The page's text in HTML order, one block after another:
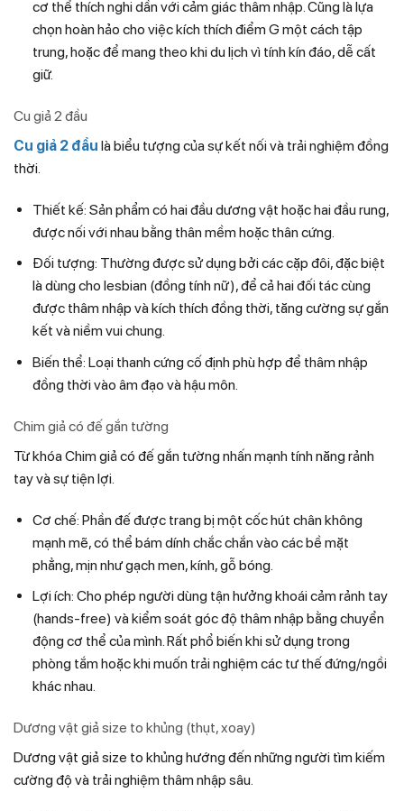
cơ thể thích nghi dần với cảm giác thâm nhập. Cũng là lựa
chọn hoàn hảo cho việc kích thích điểm G một cách tập
trung, hoặc để mang theo khi du lịch vì tính kín đáo, dễ cất
giữ.
Cu giả 2 đầu
Cu giả 2 đầu là biểu tượng của sự kết nối và trải nghiệm đồng
thời.
Thiết kế: Sản phẩm có hai đầu dương vật hoặc hai đầu rung,
được nối với nhau bằng thân mềm hoặc thân cứng.
Đối tượng: Thường được sử dụng bởi các cặp đôi, đặc biệt
là dùng cho lesbian (đồng tính nữ), để cả hai đối tác cùng
được thâm nhập và kích thích đồng thời, tăng cường sự gắn
kết và niềm vui chung.
Biến thể: Loại thanh cứng cố định phù hợp để thâm nhập
đồng thời vào âm đạo và hậu môn.
Chim giả có đế gắn tường
Từ khóa Chim giả có đế gắn tường nhấn mạnh tính năng rảnh
tay và sự tiện lợi.
Cơ chế: Phần đế được trang bị một cốc hút chân không
mạnh mẽ, có thể bám dính chắc chắn vào các bề mặt
phẳng, mịn như gạch men, kính, gỗ bóng.
Lợi ích: Cho phép người dùng tận hưởng khoái cảm rảnh tay
(hands-free) và kiểm soát góc độ thâm nhập bằng chuyển
động cơ thể của mình. Rất phổ biến khi sử dụng trong
phòng tắm hoặc khi muốn trải nghiệm các tư thế đứng/ngồi
khác nhau.
Dương vật giả size to khủng (thụt, xoay)
Dương vật giả size to khủng hướng đến những người tìm kiếm
cường độ và trải nghiệm thâm nhập sâu.